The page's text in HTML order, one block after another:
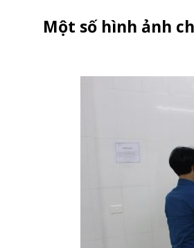
Một số hình ảnh
Thư mời báo
vật tư hệ
tác chuyên
vực Yên Lạc
Ngày hết hạn: 25-